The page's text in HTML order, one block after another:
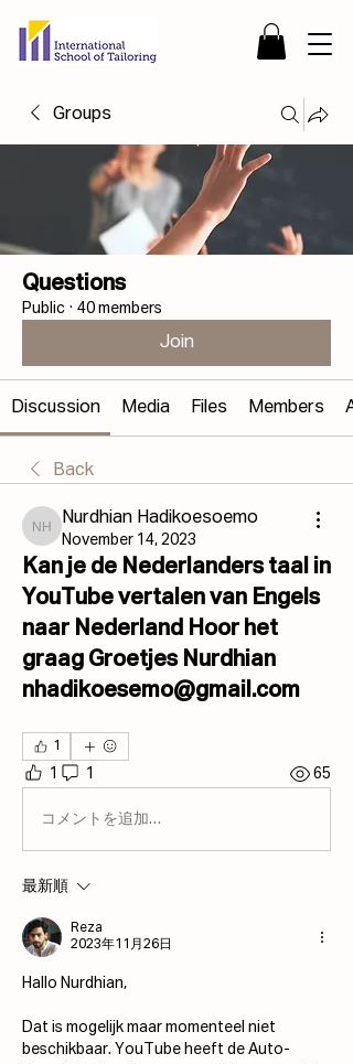
Groups
Questions
Public · 40 members
Join
Discussion Media Files Members
Back
Nurdhian Hadikoesoemo
Nurdhian Hadikoesoemo
November 14, 2023
Kan je de Nederlanders taal in
YouTube vertalen van Engels
naar Nederland Hoor het
graag Groetjes Nurdhian
nhadikoesemo@gmail.com
1
1 1 65
コメントを追加…
最新順
Reza
2023年11月26日
Hallo Nurdhian,
Dat is mogelijk maar momenteel niet
beschikbaar. YouTube heeft de Auto-